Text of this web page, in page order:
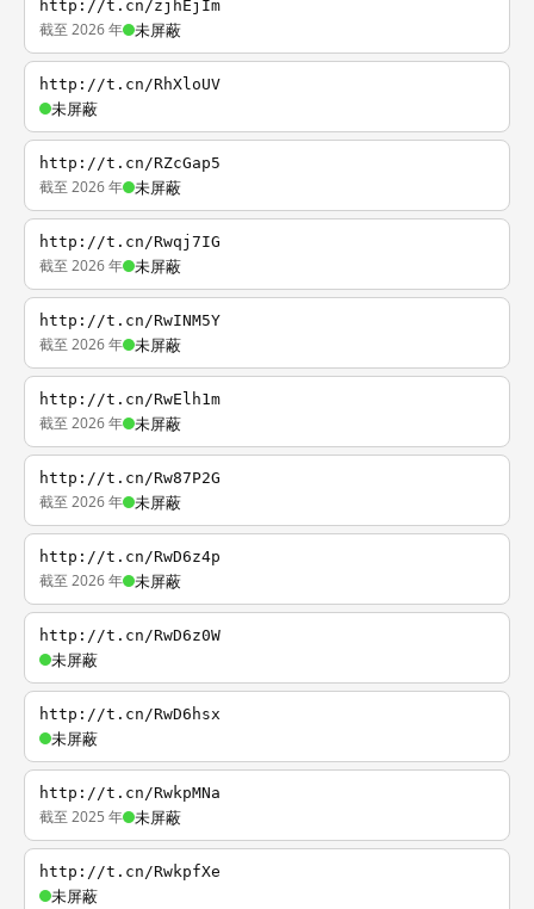
http://t.cn/zjhEjIm
截至 2026 年 未屏蔽
http://t.cn/RhXloUV
未屏蔽
http://t.cn/RZcGap5
截至 2026 年 未屏蔽
http://t.cn/Rwqj7IG
截至 2026 年 未屏蔽
http://t.cn/RwINM5Y
截至 2026 年 未屏蔽
http://t.cn/RwElh1m
截至 2026 年 未屏蔽
http://t.cn/Rw87P2G
截至 2026 年 未屏蔽
http://t.cn/RwD6z4p
截至 2026 年 未屏蔽
http://t.cn/RwD6z0W
未屏蔽
http://t.cn/RwD6hsx
未屏蔽
http://t.cn/RwkpMNa
截至 2025 年 未屏蔽
http://t.cn/RwkpfXe
未屏蔽